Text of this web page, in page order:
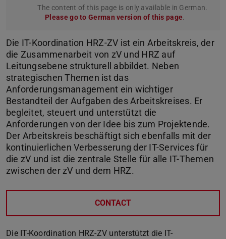
The content of this page is only available in German.
Please go to German version of this page.
Die IT-Koordination HRZ-ZV ist ein Arbeitskreis, der
die Zusammenarbeit von zV und HRZ auf
Leitungsebene strukturell abbildet. Neben
strategischen Themen ist das
Anforderungsmanagement ein wichtiger
Bestandteil der Aufgaben des Arbeitskreises. Er
begleitet, steuert und unterstützt die
Anforderungen von der Idee bis zum Projektende.
Der Arbeitskreis beschäftigt sich ebenfalls mit der
kontinuierlichen Verbesserung der IT-Services für
die zV und ist die zentrale Stelle für alle IT-Themen
zwischen der zV und dem HRZ.
CONTACT
Die IT-Koordination HRZ-ZV unterstützt die IT-